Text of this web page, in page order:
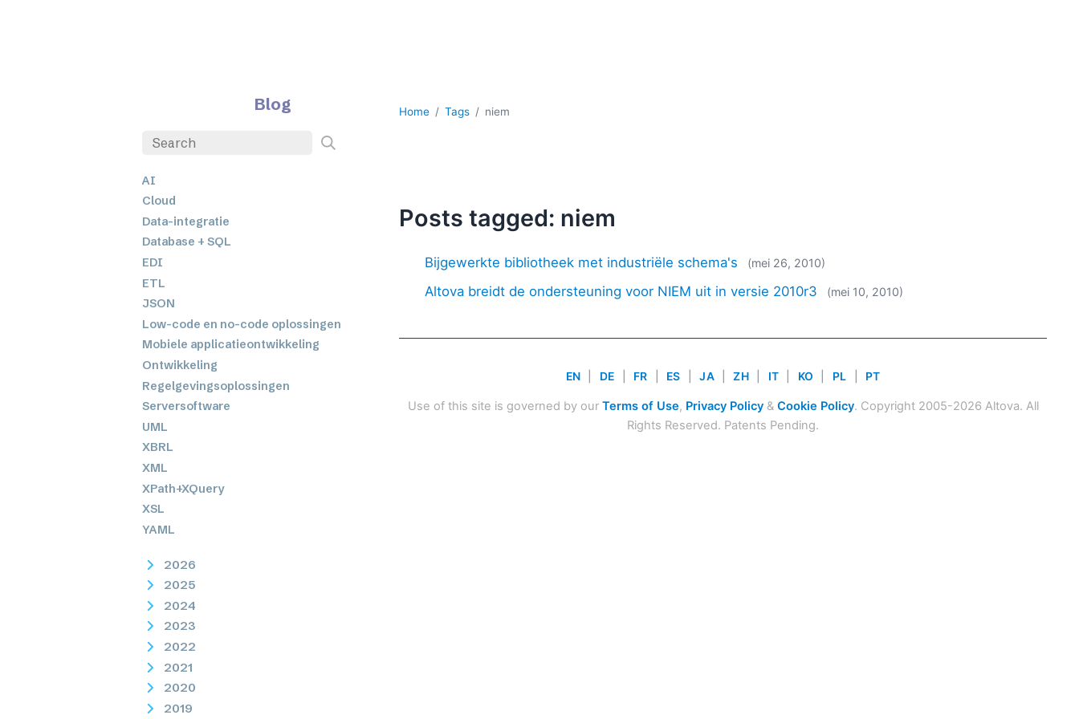
Blog
AI
Cloud
Data-integratie
Database + SQL
EDI
ETL
JSON
Low-code en no-code oplossingen
Mobiele applicatieontwikkeling
Ontwikkeling
Regelgevingsoplossingen
Serversoftware
UML
XBRL
XML
XPath+XQuery
XSL
YAML
2026
2025
2024
2023
2022
2021
2020
2019
Home Tags niem
Posts tagged: niem
Bijgewerkte bibliotheek met industriële schema's (mei 26, 2010)
Altova breidt de ondersteuning voor NIEM uit in versie 2010r3 (mei 10, 2010)
EN DE FR ES JA ZH IT KO PL PT
Use of this site is governed by our Terms of Use, Privacy Policy& Cookie Policy. Copyright 2005-2026 Altova. All
Rights Reserved. Patents Pending.